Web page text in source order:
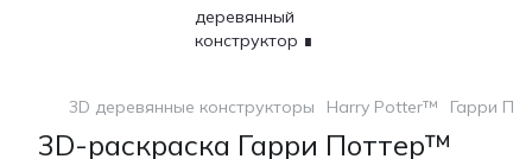
3D деревянные конструкторы Harry Potter™ Гарри
3D-раскраска Гарри Поттер™